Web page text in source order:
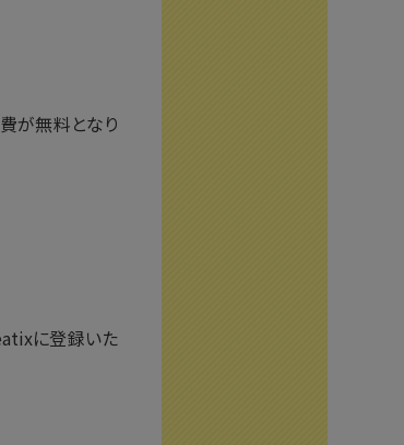
が無料となり
に登録いた